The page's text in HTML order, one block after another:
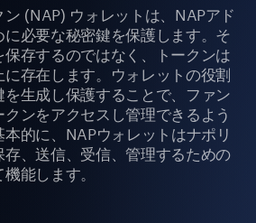
(NAP) ウォレットは、NAPアド
必要な秘密鍵を保護します。そ
存するのではなく、トークンは
存在します。ウォレットの役割
生成し保護することで、ファン
ンをアクセスし管理できるよう
的に、NAPウォレットはナポリ
、送信、受信、管理するための
能します。